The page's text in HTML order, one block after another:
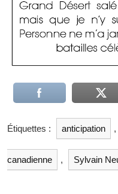
Étiquettes : anticipation ,
canadienne , Sylvain